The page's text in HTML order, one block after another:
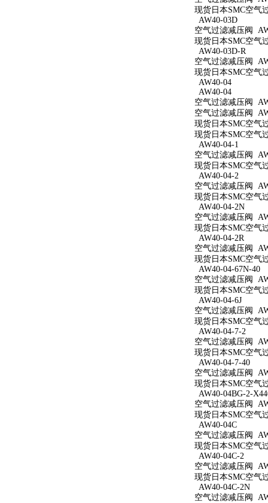
现货日本SMC空气
AW40-03D
空气过滤减压阀
现货日本SMC空气
AW40-03D-R
空气过滤减压阀
现货日本SMC空气
AW40-04
AW40-04
空气过滤减压阀
空气过滤减压阀
现货日本SMC空气
现货日本SMC空气
AW40-04-1
空气过滤减压阀
现货日本SMC空气
AW40-04-2
空气过滤减压阀
现货日本SMC空气
AW40-04-2N
空气过滤减压阀
现货日本SMC空气
AW40-04-2R
空气过滤减压阀
现货日本SMC空气
AW40-04-67N-40
空气过滤减压阀
现货日本SMC空气
AW40-04-6J
空气过滤减压阀
现货日本SMC空气
AW40-04-7-2
空气过滤减压阀
现货日本SMC空气
AW40-04-7-40
空气过滤减压阀
现货日本SMC空气
AW40-04BG-2-
空气过滤减压阀
现货日本SMC空气
AW40-04C
空气过滤减压阀
现货日本SMC空气
AW40-04C-2
空气过滤减压阀
现货日本SMC空气
AW40-04C-2N
空气过滤减压阀